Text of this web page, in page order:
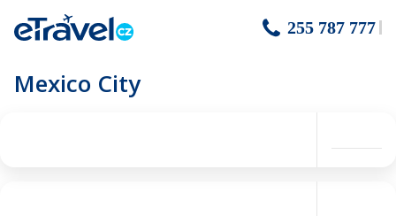
255 787 777
Mexico City